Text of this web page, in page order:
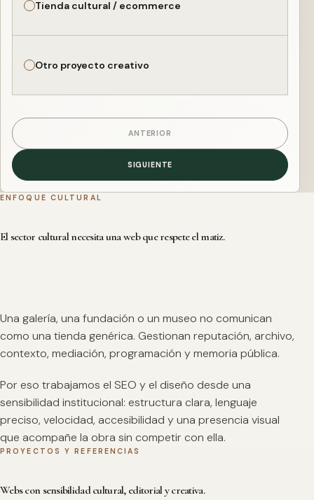
Tienda cultural / ecommerce
Otro proyecto creativo
ANTERIOR
SIGUIENTE
ENFOQUE CULTURAL
El sector cultural necesita una web que respete el matiz.
Una galería, una fundación o un museo no comunican
como una tienda genérica. Gestionan reputación, archivo,
contexto, mediación, programación y memoria pública.
Por eso trabajamos el SEO y el diseño desde una
sensibilidad institucional: estructura clara, lenguaje
preciso, velocidad, accesibilidad y una presencia visual
que acompañe la obra sin competir con ella.
PROYECTOS Y REFERENCIAS
Webs con sensibilidad cultural, editorial y creativa.